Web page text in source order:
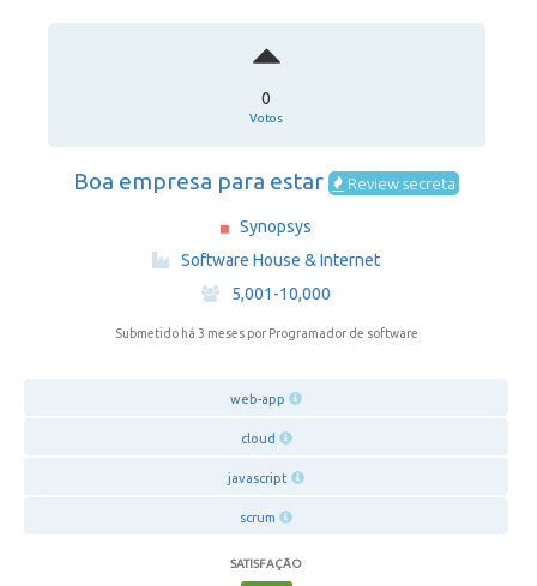
0
Votos
Boa empresa para estar Review secreta
Synopsys
Software House & Internet
·
5,001-10,000
Submetido há 3 meses por Programador de software
web-app
cloud
javascript
scrum
SATISFAÇÃO